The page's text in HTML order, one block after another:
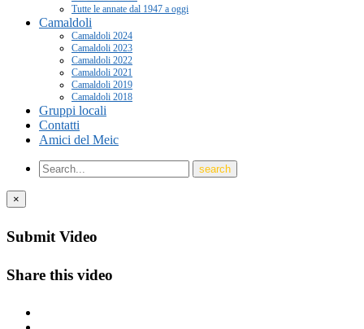
Tutte le annate dal 1947 a oggi
Camaldoli
Camaldoli 2024
Camaldoli 2023
Camaldoli 2022
Camaldoli 2021
Camaldoli 2019
Camaldoli 2018
Gruppi locali
Contatti
Amici del Meic
×
Submit Video
Share this video